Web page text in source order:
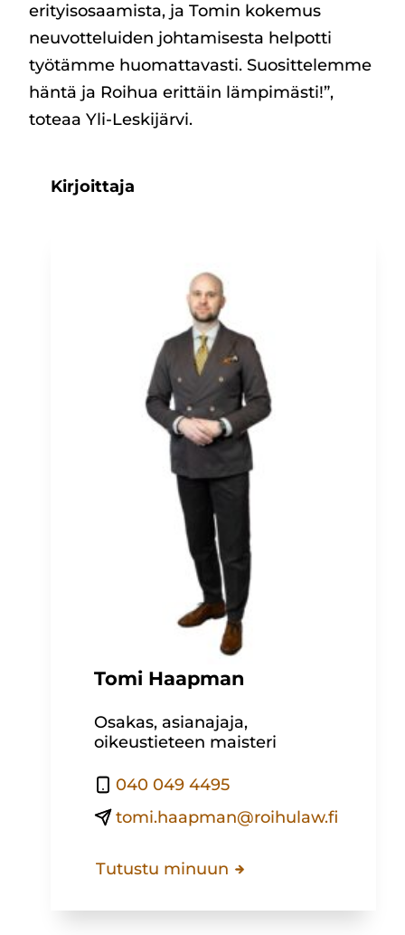
erityisosaamista, ja Tomin kokemus
neuvotteluiden johtamisesta helpotti
työtämme huomattavasti. Suosittelemme
häntä ja Roihua erittäin lämpimästi!”,
toteaa Yli-Leskijärvi.
Kirjoittaja
Tomi Haapman
Osakas, asianajaja,
oikeustieteen maisteri
040 049 4495
tomi.haapman@roihulaw.fi
Tutustu minuun